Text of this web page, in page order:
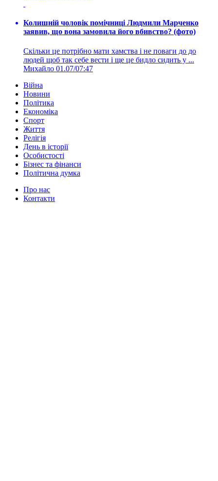
Колишній чоловік помічниці Людмили Марченко
заявив, що вона замовила його вбивство? (фото)
Скільки це потрібно мати хамства і не поваги до до
людей щоб так себе вести і ще це бидло сидить у ...
Михайло 01.07/07:47
Війна
Новини
Політика
Економіка
Спорт
Життя
Релігія
День в історії
Особистості
Бізнес та фінанси
Політична думка
Про нас
Контакти